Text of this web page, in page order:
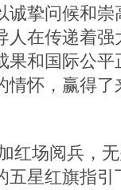
诚挚问候和
人在传递着
果和国际公
情怀，赢得
场阅兵，无
五星红旗指